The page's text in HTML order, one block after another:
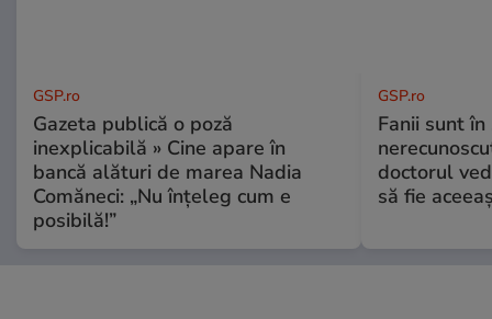
GSP.ro
Gazeta publică o poză
inexplicabilă » Cine apare în
bancă alături de marea Nadia
Comăneci: „Nu înțeleg cum e
posibilă!”
GSP.ro
Fanii sunt în
doctorul
să fie